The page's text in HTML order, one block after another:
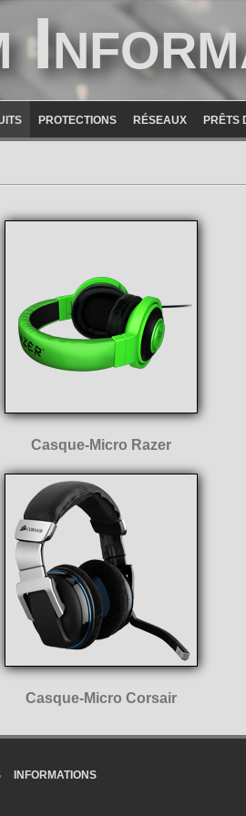
PROTECTIONS RÉSEAUX PRÊTS
Casque-Micro Razer
Casque-Micro Corsair
INFORMATIONS